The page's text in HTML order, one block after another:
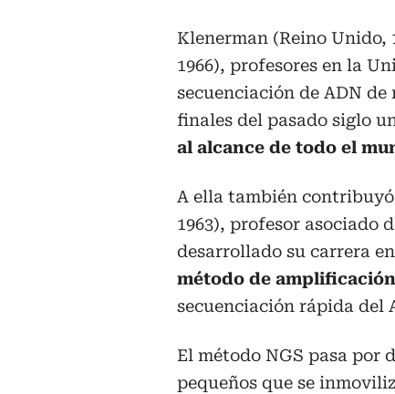
Klenerman (Reino
1966), profesores en la
secuenciación de ADN
finales del pasado siglo
al alcance de todo el
A ella también
1963), profesor asociado
desarrollado su carrera
método de
secuenciación rápida del
El método NGS pasa por
pequeños que se